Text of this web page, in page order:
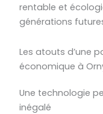
rentable et
générations
Les atouts d’une
économique à
Une technologie
inégalé